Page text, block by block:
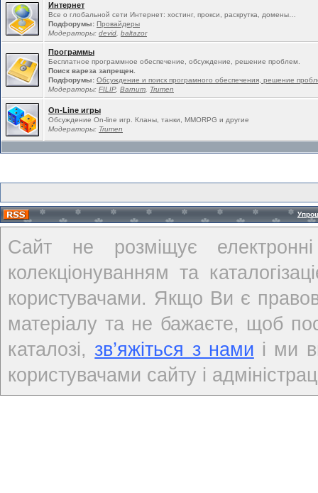
Интернет
Все о глобальной сети Интернет: хостинг, прокси, раскрутка, домены…
Подфорумы: Провайдеры
Модераторы: devid baltazor
Программы
Бесплатное программное обеспечение, обсуждение, решение проблем.
Поиск вареза запрещен.
Подфорумы: Обсуждение и поиск програмного обеспечения, решение
Модераторы: FILIP, Barnum Trumen
On-Line игры
Обсуждение On-line игр. Кланы, танки, MMORPG и другие
Модераторы: Trumen
Сайт не розміщує
колекціонуванням та
користувачами. Якщо Ви є
матеріалу та не бажаєте, щоб
каталозі,зв’яжіться з нами і ми
користувачами сайту і